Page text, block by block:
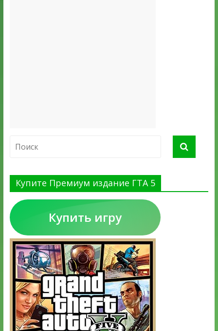
Купите Премиум издание ГТА 5
Купить игру